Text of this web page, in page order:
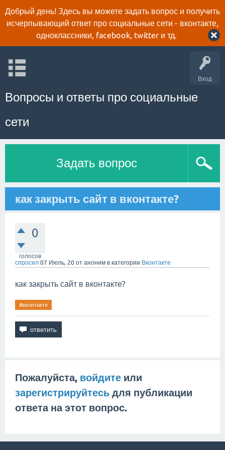
Добрый день! Здесь вы можете задать вопрос и получить
исчерпывающий ответ про социальные сети - вконтакте,
одноклассники, facebook, twitter и тд.
Вход
Вопросы и ответы про социальные
сети
Задать вопрос
как закрыть сайт в вконтакте?
0
голосов
спросил 07 Июль, 20 от аноним в категории Вконтакте
как закрыть сайт в вконтакте?
#вконтакте
Пожалуйста, войдите или
зарегистрируйтесь для публикации
ответа на этот вопрос.